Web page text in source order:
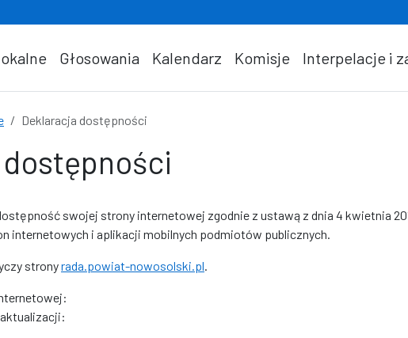
Głosowania Kalendarz Komisje Interpelacje i
Deklaracja dostępności
swojej strony internetowej zgodnie z ustawą z dnia 4 kwietnia
internetowych i aplikacji mobilnych podmiotów publicznych.
stronyrada.powiat-nowosolski.pl.